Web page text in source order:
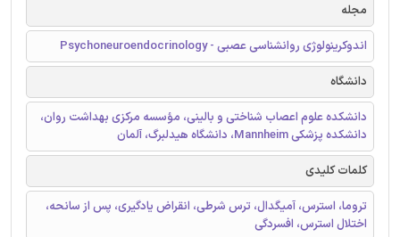
مجله
اندوکرینولوژی روانشناسی عصبی - Psychoneuroendocrinology
دانشگاه
دانشکده علوم اعصاب شناختی و بالینی، مؤسسه مرکزی بهداشت روان،
دانشکده پزشکی Mannheim، دانشگاه هیدلبرگ، آلمان
کلمات کلیدی
تروما، استرس، آمیگدال، ترس شرطی، انقراض یادگیری، پس از سانحه،
اختلال استرس، افسردگی